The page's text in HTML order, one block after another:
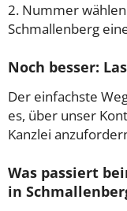
2. Nummer
Schmallenberg
Noch besser:
Der einfachste
es, über unser
Kanzlei
Was passiert
in